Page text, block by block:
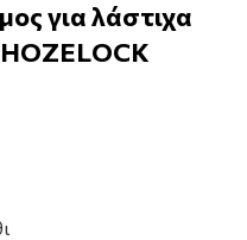
για λάστιχα
HOZELOCK